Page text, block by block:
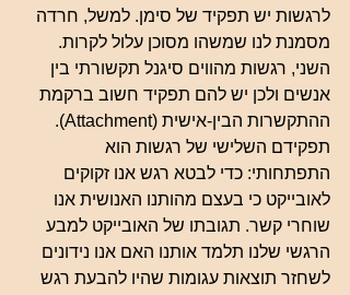
לרגשות יש תפקיד של סימן. למשל, חרדה
מסמנת לנו שמשהו מסוכן עלול לקרות.
השני, רגשות מהווים סיגנל תקשורתי בין
אנשים ולכן יש להם תפקיד חשוב ברקמת
ההתקשרות הבין-אישית (Attachment).
תפקידם השלישי של רגשות הוא
התפתחותי: כדי לבטא רגש אנו זקוקים
לאובייקט כי בעצם מהותנו האנושית אנו
שוחרי קשר. תגובתו של האובייקט למבע
הרגשי שלנו תלמד אותנו האם אנו נידונים
לשחזר תוצאות עגומות שהיו להבעת רגש